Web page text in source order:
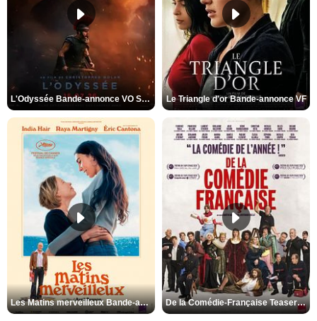
L'Odyssée Bande-annonce VO STFR Le Triangle d'or Bande-annonce VF
Les Matins merveilleux Bande-annonce VF De la Comédie-Française Teaser VF